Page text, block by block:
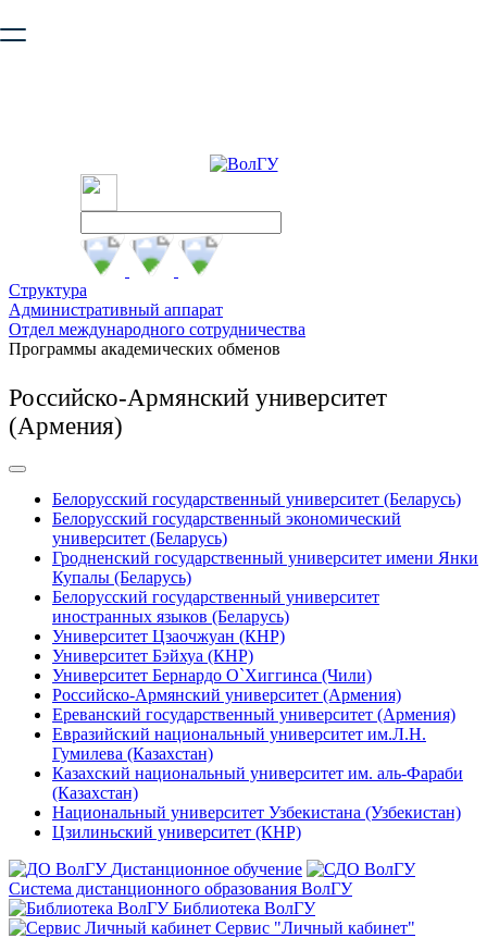
безопасную работу с сайтом. Пожалуйста
Структура
Административный аппарат
Отдел международного сотрудничества
Программы академических обменов
Российско-Армянский университет
(Армения)
Белорусский государственный университет (Беларусь)
Белорусский государственный экономический
университет (Беларусь)
Гродненский государственный университет имени Янки
Купалы (Беларусь)
Белорусский государственный университет
иностранных языков (Беларусь)
Университет Цзаочжуан (КНР)
Университет Бэйхуа (КНР)
Университет Бернардо О`Хиггинса (Чили)
Российско-Армянский университет (Армения)
Ереванский государственный университет (Армения)
Евразийский национальный университет им.Л.Н.
Гумилева (Казахстан)
Казахский национальный университет им. аль-Фараби
(Казахстан)
Национальный университет Узбекистана (Узбекистан)
Цзилиньский университет (КНР)
Дистанционное обучение
Система дистанционного образования ВолГУ
Библиотека ВолГУ
Сервис "Личный кабинет"